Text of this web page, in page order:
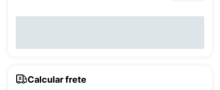
Calcular frete